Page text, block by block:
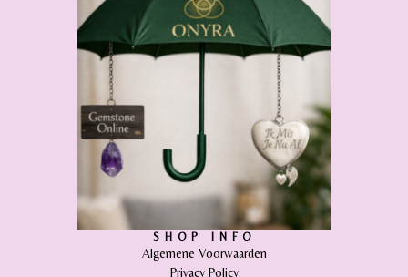
SHOP INFO
Algemene Voorwaarden
Privacy Policy